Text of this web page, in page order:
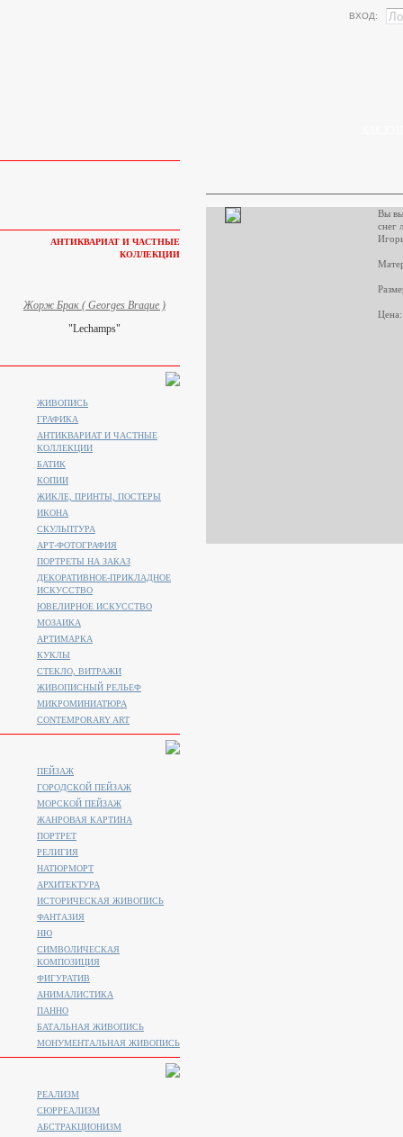
ВХОД:
Вы
снег
АНТИКВАРИАТ И ЧАСТНЫЕ
КОЛЛЕКЦИИ
Жорж Брак ( Georges Braque )
"Lechamps"
ЖИВОПИСЬ
ГРАФИКА
АНТИКВАРИАТ И ЧАСТНЫЕ
КОЛЛЕКЦИИ
БАТИК
КОПИИ
ЖИКЛЕ, ПРИНТЫ, ПОСТЕРЫ
ИКОНА
СКУЛЬПТУРА
АРТ-ФОТОГРАФИЯ
ПОРТРЕТЫ НА ЗАКАЗ
ДЕКОРАТИВНОЕ-ПРИКЛАДНОЕ
ИСКУССТВО
ЮВЕЛИРНОЕ ИСКУССТВО
МОЗАИКА
АРТИМАРКА
КУКЛЫ
СТЕКЛО, ВИТРАЖИ
ЖИВОПИСНЫЙ РЕЛЬЕФ
МИКРОМИНИАТЮРА
CONTEMPORARY ART
ПЕЙЗАЖ
ГОРОДСКОЙ ПЕЙЗАЖ
МОРСКОЙ ПЕЙЗАЖ
ЖАНРОВАЯ КАРТИНА
ПОРТРЕТ
РЕЛИГИЯ
НАТЮРМОРТ
АРХИТЕКТУРА
ИСТОРИЧЕСКАЯ ЖИВОПИСЬ
ФАНТАЗИЯ
НЮ
СИМВОЛИЧЕСКАЯ
КОМПОЗИЦИЯ
ФИГУРАТИВ
АНИМАЛИСТИКA
ПАННО
БАТАЛЬНАЯ ЖИВОПИСЬ
МОНУМЕНТАЛЬНАЯ ЖИВОПИСЬ
РЕАЛИЗМ
СЮРРЕАЛИЗМ
АБСТРАКЦИОНИЗМ